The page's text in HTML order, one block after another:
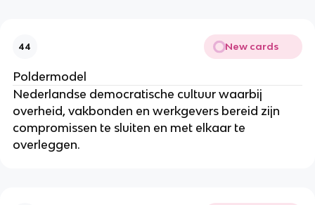
44 New cards
Poldermodel
Nederlandse democratische cultuur waarbij
overheid, vakbonden en werkgevers bereid zijn
compromissen te sluiten en met elkaar te
overleggen.